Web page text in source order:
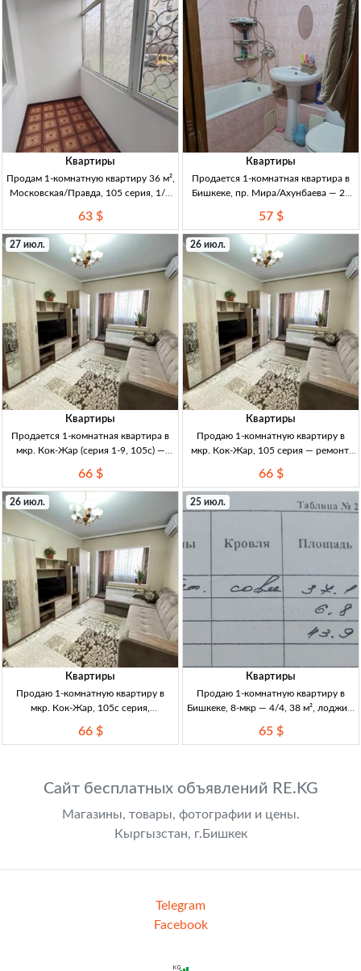
докум; новостройка
Квартиры
Продам 1-комнатную квартиру 36 м²,
Московская/Правда, 105 серия, 1/5
серия, 1/5, не угл. 2 лоджии (кухня/
зал), пласт. окна, бронир. дверь,
после косм. ремо
63 $
Квартиры
Продается 1-комнатная квартира в
Бишкеке, пр. Мира/Ахунбаева — 29
кирпич (хрущевка), 3/3 эт., с
ремонтом, Бишкек, пр. Мира/
Ахунбаева
57 $
27 июл.
Квартиры
Продается 1-комнатная квартира в
мкр. Кок-Жар (серия 1-9, 105с) —
Бишкек 1кв, Бишкек, мкр Кок-Жар;
35м², 1эт. Серия 1-9 105с; угловая,
утеплённая; лоджия застекл.+утепл.
(из
66 $
26 июл.
Квартиры
Продаю 1-комнатную квартиру в
мкр. Кок-Жар, 105 серия — ремонт,
35 м² 1кв, Бишкеκ, мкр Кок-Жар, 105
серия, угловая утеплённая 1/9, 35 м²,
лоджия застекл.+утепл., пластик-
66 $
26 июл.
Квартиры
Продаю 1-комнатную квартиру в
мкр. Кок-Жар, 105с серия,
35 м² 1кв, Бишкек, мкр Кок-Жар. 35
66 $
25 июл.
Квартиры
Продаю 1-комнатную квартиру в
Бишкеке, 8-мкр — 4/4, 38 м², лоджия,
104серия, 4/4, 38м², большая
65 $
Сайт бесплатных объявлений RE.KG
Магазины, товары, фотографии и цены.
Кыргызстан, г.Бишкек
Telegram
Facebook